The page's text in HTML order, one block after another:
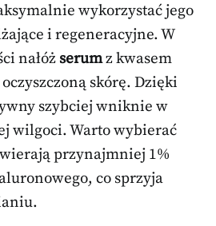
wykorzystać jego
i regeneracyjne. W
nałóż serumz kwasem
skórę. Dzięki
szybciej wniknie w
wilgoci. Warto wybierać
przynajmniej 1%
co sprzyja